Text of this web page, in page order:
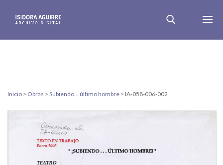
Inicio > Obras > Subiendo... último hombre > IA-058-006-002